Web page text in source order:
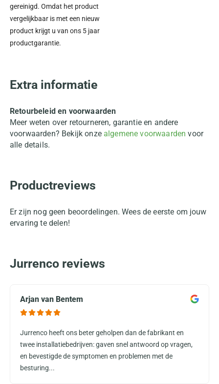
gereinigd. Omdat het product
vergelijkbaar is met een nieuw
product krijgt u van ons 5 jaar
productgarantie.
Extra informatie
Retourbeleid en voorwaarden
Meer weten over retourneren, garantie en andere
voorwaarden? Bekijk onze algemene voorwaarden voor
alle details.
Productreviews
Er zijn nog geen beoordelingen. Wees de eerste om jouw
ervaring te delen!
Jurrenco reviews
Arjan van Bentem
Jurrenco heeft ons beter geholpen dan de fabrikant en
twee installatiebedrijven: gaven snel antwoord op vragen,
en bevestigde de symptomen en problemen met de
besturing...